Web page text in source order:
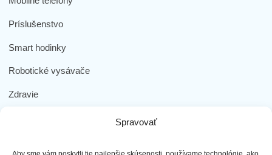
Spravovať
Príslušenstvo
Smart hodinky
Robotické vysávače
Zdravie